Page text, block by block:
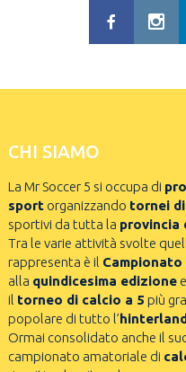
CHI SIAMO
La Mr Soccer 5 si occupa di
sportorganizzando tornei
sportivi da tutta la provincia
Tra le varie attività svolte
rappresenta è il
alla quindicesima edizione
il torneo di calcio a 5 più
popolare di tutto l’
Ormai consolidato anche il
campionato amatoriale di